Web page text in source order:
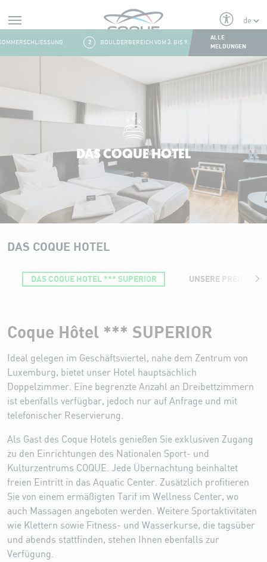
2 BOULDERBEREICH VOM 3. BIS 9. AUGUST GESCHLOSSEN
ALLE
MELDUNGEN
DAS COQUE HOTEL
DAS COQUE HOTEL
DAS COQUE HOTEL *** SUPERIOR UNSERE PREISE
Coque Hôtel *** SUPERIOR
Coque Hôtel *** SUPERIOR
Ideal gelegen im Geschäftsviertel, nahe dem Zentrum von
Luxemburg, bietet unser Hotel hauptsächlich
Doppelzimmer. Eine begrenzte Anzahl an Dreibettzimmern
ist ebenfalls verfügbar, jedoch nur auf Anfrage und mit
telefonischer Reservierung.
Als Gast des Coque Hotels genießen Sie exklusiven Zugang
zu den Einrichtungen des Nationalen Sport- und
Kulturzentrums COQUE. Jede Übernachtung beinhaltet
freien Eintritt in das Aquatic Center. Zusätzlich profitieren
Sie von einem ermäßigten Tarif im Wellness Center, wo
auch Massagen angeboten werden. Weitere Sportaktivitäten
wie Klettern sowie Fitness- und Wasserkurse, die tagsüber
und abends stattfinden, stehen Ihnen ebenfalls zur
Verfügung.